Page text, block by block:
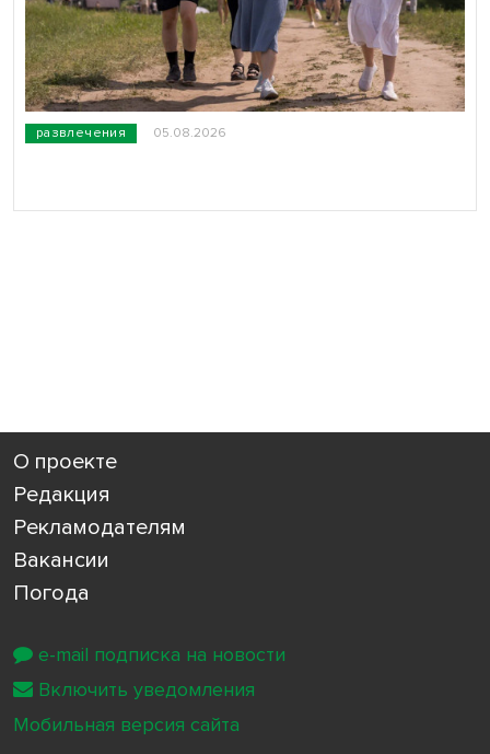
развлечения 05.08.2026
О проекте
Редакция
Рекламодателям
Вакансии
Погода
e-mail подписка на новости
Включить уведомления
Мобильная версия сайта